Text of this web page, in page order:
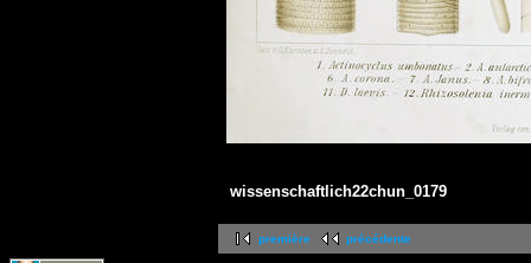
wissenschaftlich22chun_0179
première précédente